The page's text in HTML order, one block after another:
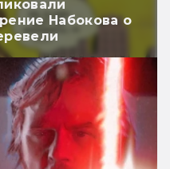
Набокова о